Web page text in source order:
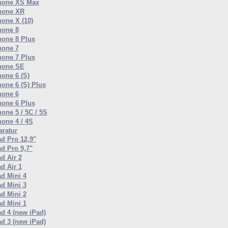
XS Max
XR
X (10)
8
8 Plus
7
7 Plus
SE
6 (S)
6 (S) Plus
6
6 Plus
5 / 5C / 5S
4 / 4S
Pro 12,9"
Pro 9,7"
Air 2
Air 1
Mini 4
Mini 3
Mini 2
Mini 1
4 (new iPad)
3 (new iPad)